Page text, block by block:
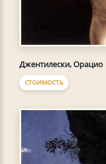
Джентилески, Орацио
СТОИМОСТЬ